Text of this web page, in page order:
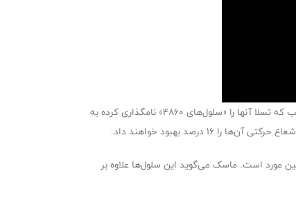
ماسک می‌گوید در این باتری قسمتی به نام تب (Tab) که سبب اتصال سلول با قسمت برق گیرنده می‌شود حذف شده است. این سلول‌های بدون تب که تسلا آنها را «سلول‌های ۴۸۶۰» نامگذاری کرده به
بزرگ‌تر از سلول‌های فعلی بوده و طول و عرض آن‌ها به ترتیب ۸۰ در ۴۶ میلیمتر اعلام شده و دلیل نامگذاری آن‌ها با عدد ۴۸۶۰ همین مورد است. ماسک می‌گوید این سلول‌ها علاوه بر